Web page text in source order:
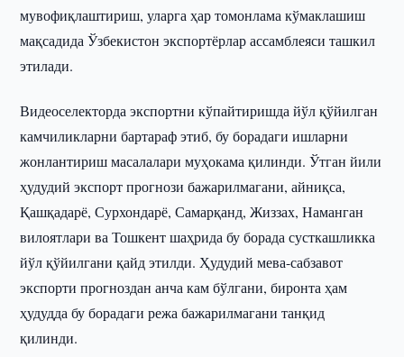
мувофиқлаштириш, уларга ҳар томонлама кўмаклашиш
мақсадида Ўзбекистон экспортёрлар ассамблеяси ташкил
этилади.
Видеоселекторда экспортни кўпайтиришда йўл қўйилган
камчиликларни бартараф этиб, бу борадаги ишларни
жонлантириш масалалари муҳокама қилинди. Ўтган йили
ҳудудий экспорт прогнози бажарилмагани, айниқса,
Қашқадарё, Сурхондарё, Самарқанд, Жиззах, Наманган
вилоятлари ва Тошкент шаҳрида бу борада сусткашликка
йўл қўйилгани қайд этилди. Ҳудудий мева-сабзавот
экспорти прогноздан анча кам бўлгани, биронта ҳам
ҳудудда бу борадаги режа бажарилмагани танқид
қилинди.